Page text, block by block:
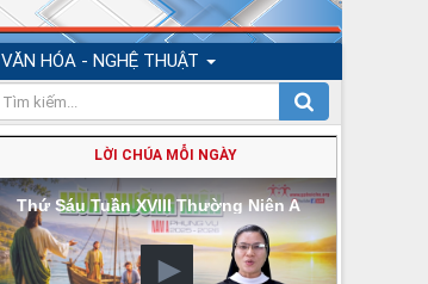
VĂN HÓA - NGHỆ THUẬT
LỜI CHÚA MỖI NGÀY
Thứ Sáu Tuần XVIII Thường Niên A